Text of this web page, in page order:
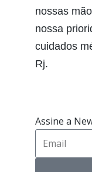
nossas
nossa
cuidados
Rj.
Assine a